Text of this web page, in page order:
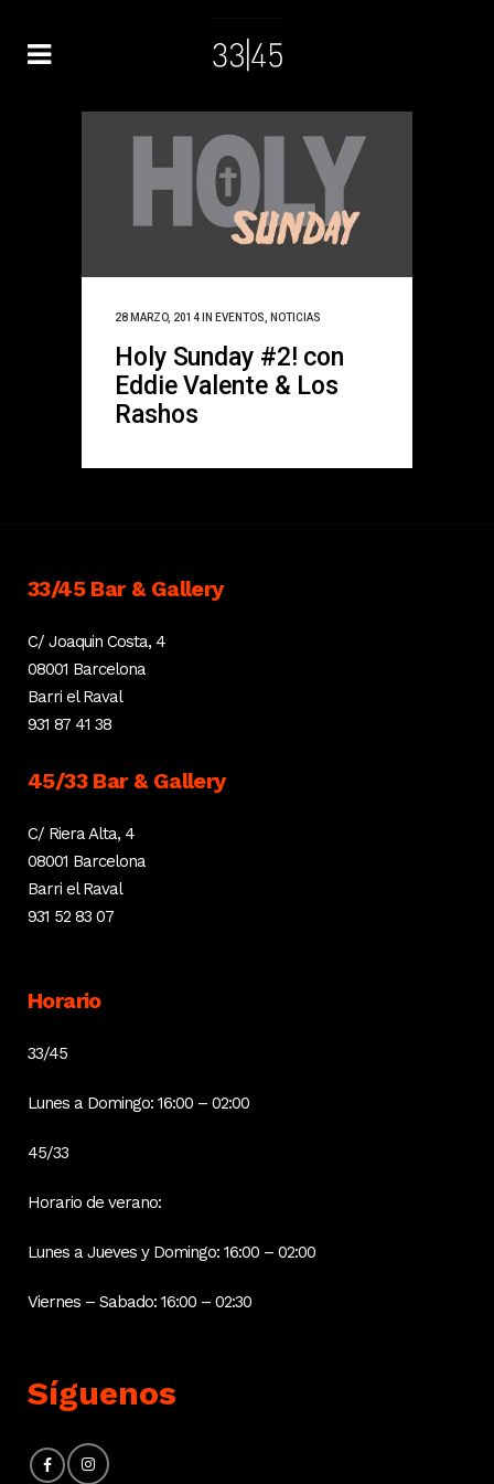
28 MARZO, 2014 IN EVENTOS, NOTICIAS
Holy Sunday #2! con
Eddie Valente & Los
Rashos
33/45 Bar & Gallery
C/ Joaquin Costa, 4
08001 Barcelona
Barri el Raval
931 87 41 38
45/33 Bar & Gallery
C/ Riera Alta, 4
08001 Barcelona
Barri el Raval
931 52 83 07
Horario
33/45
Lunes a Domingo: 16:00 – 02:00
45/33
Horario de verano:
Lunes a Jueves y Domingo: 16:00 – 02:00
Viernes – Sabado: 16:00 – 02:30
Síguenos